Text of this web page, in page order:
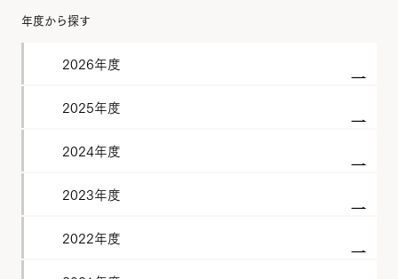
年度から探す
2026年度
2025年度
2024年度
2023年度
2022年度